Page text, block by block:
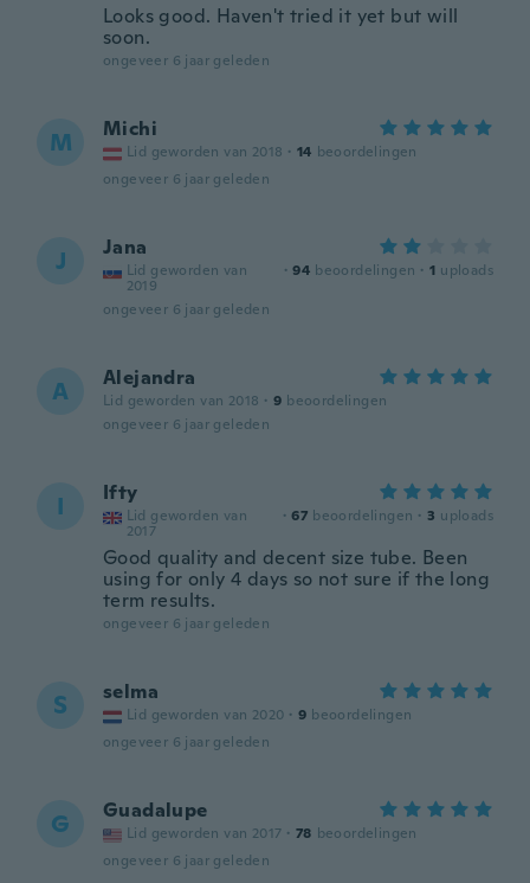
Looks good. Haven't tried it yet but will
soon.
ongeveer 6 jaar geleden
M Michi
Lid geworden van 2018 · 14 beoordelingen
ongeveer 6 jaar geleden
J Jana
Lid geworden van
2019
· 94 beoordelingen · 1 uploads
ongeveer 6 jaar geleden
A Alejandra
Lid geworden van 2018 · 9 beoordelingen
ongeveer 6 jaar geleden
I Ifty
Lid geworden van
2017
· 67 beoordelingen · 3 uploads
Good quality and decent size tube. Been
using for only 4 days so not sure if the long
term results.
ongeveer 6 jaar geleden
S selma
Lid geworden van 2020 · 9 beoordelingen
ongeveer 6 jaar geleden
G Guadalupe
Lid geworden van 2017 · 78 beoordelingen
ongeveer 6 jaar geleden